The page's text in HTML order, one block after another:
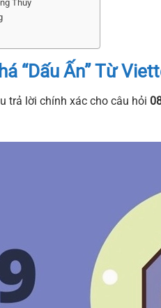
Thủy
“Dấu Ấn” Từ
trả lời chính xác cho câu hỏi